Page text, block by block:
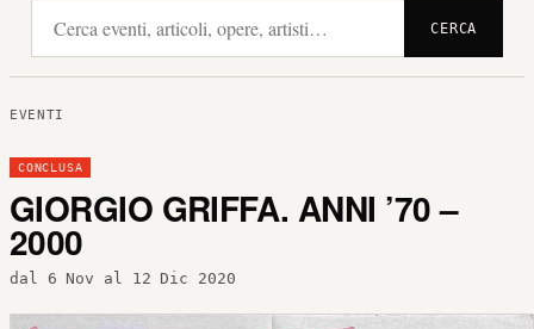
CERCA
EVENTI
CONCLUSA
GIORGIO GRIFFA. ANNI ’70 –
2000
dal 6 Nov al 12 Dic 2020